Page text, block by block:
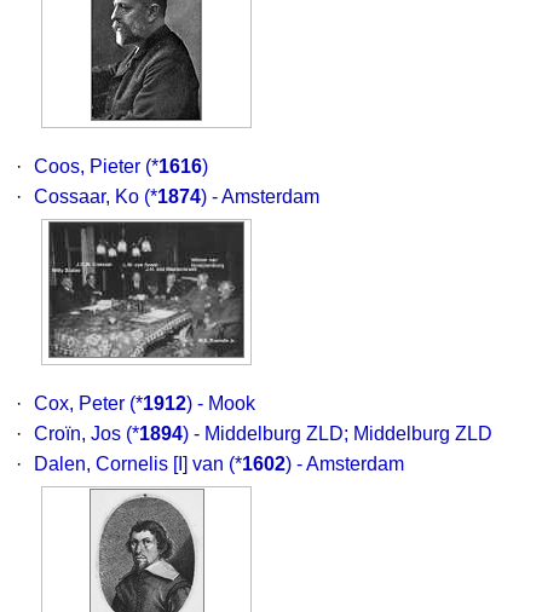
· Coos, Pieter (*1616)
·
Cossaar, Ko (*1874) - Amsterdam
· Cox, Peter (*1912) - Mook
·
Croïn, Jos (*1894) - Middelburg ZLD; Middelburg ZLD
·
Dalen, Cornelis [I] van (*1602) - Amsterdam